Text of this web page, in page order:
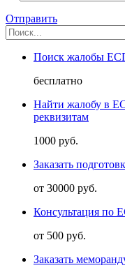
Отправить
Поиск жалобы
бесплатно
Найти жалобу в
реквизитам
1000 руб.
Заказать
от 30000 руб.
Консультация по
от 500 руб.
Заказать